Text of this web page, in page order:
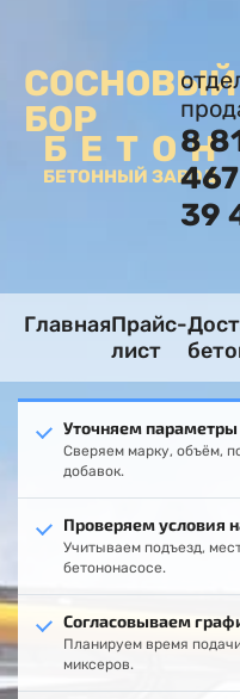
СОСНОВЫЙ
БОР
БЕТОН
БЕТОННЫЙ ЗАВОД
8
467
39
ГлавнаяПрайс-
лист
Уточняем
Сверяем марку, объём,
добавок.
Проверяем условия
Учитываем подъезд,
бетононасосе.
Согласовываем
Планируем время
миксеров.